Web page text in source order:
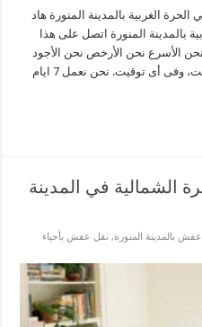
الغربية بالمدينة المنورة هاد
بالمدينة المنورة اتصل على هذا
نحن الأفضل نحن الأسرع نحن الأرخص نحن الأجود
نصلك فى اقصى سرعة ممكنة، أينما كنت، وفى أى توقيت. نحن نعمل 7 ايام
في المدينة
بالمدينة المنورة, نقل عفش بأحياء